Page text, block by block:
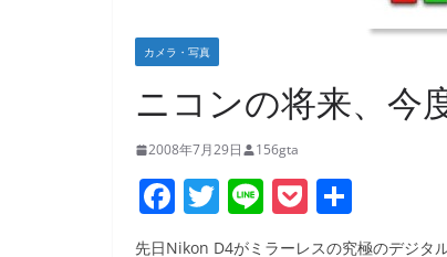
カメラ・写真
ニコンの将来、今
2008年7月29日 156gta
F
a
T
w
Li
n
P
o 有
先日Nikon D4がミラーレスの究極のデジタ